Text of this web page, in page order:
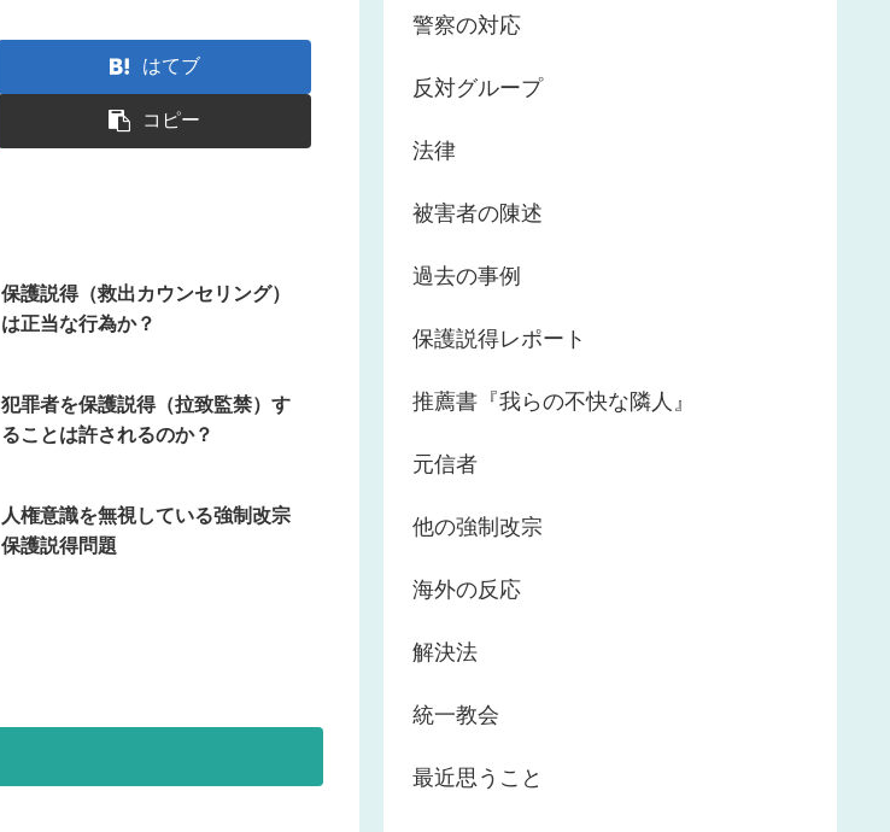
はてブ
コピー
保護説得（救出カウンセリング）
は正当な行為か？
犯罪者を保護説得（拉致監禁）す
ることは許されるのか？
人権意識を無視している強制改宗
保護説得問題
警察の対応
反対グループ
法律
被害者の陳述
過去の事例
保護説得レポート
推薦書『我らの不快な隣人』
元信者
他の強制改宗
海外の反応
解決法
統一教会
最近思うこと